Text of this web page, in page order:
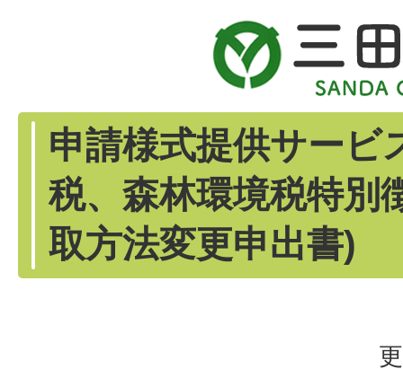
申請様式提供サービ
税、森林環境税特別
取方法変更申出書)